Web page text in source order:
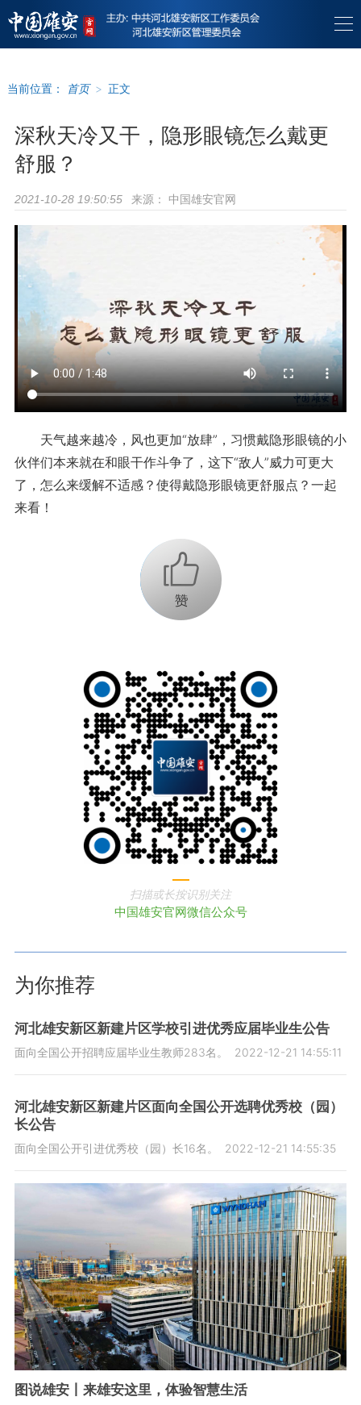
当前位置： 首页 > 正文
深秋天冷又干，隐形眼镜怎么戴更
舒服？
2021-10-28 19:50:55 来源： 中国雄安官网
天气越来越冷，风也更加“放肆”，习惯戴隐形眼镜的小
伙伴们本来就在和眼干作斗争了，这下“敌人”威力可更大
了，怎么来缓解不适感？使得戴隐形眼镜更舒服点？一起
来看！
+1
扫描或长按识别关注
中国雄安官网微信公众号
为你推荐
河北雄安新区新建片区学校引进优秀应届毕业生公告
面向全国公开招聘应届毕业生教师283名。 2022-12-21 14:55:11
河北雄安新区新建片区面向全国公开选聘优秀校（园）
长公告
面向全国公开引进优秀校（园）长16名。 2022-12-21 14:55:35
图说雄安丨来雄安这里，体验智慧生活